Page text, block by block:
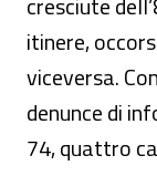
itinere,
viceversa.
denunce di
74, quattro